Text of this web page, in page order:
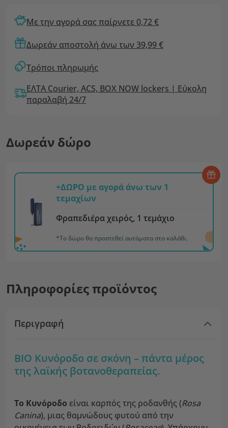
Με την αγορά σας παίρνετε 0,72 €
Δωρεάν αποστολή άνω των 39,99 €
Τρόποι πληρωμής
ΕΛΤΑ Courier, ACS, BOX NOW lockers | Εύκολη
παραλαβή 24/7
Δωρεάν δώρο
+ΔΩΡΟ με αγορά άνω των 1
τεμαχίων
Φραπεδιέρα χειρός, 1 τεμάχιο
*Το δώρο θα προστεθεί αυτόματα στο καλάθι.
Πληροφορίες προϊόντος
Περιγραφή
ΒΙΟ Κυνόροδο σε σκόνη – πάντα μέρος
της λαϊκής βοτανοθεραπείας.
Το Κυνόροδο είναι καρπός της ροδανθής (Rosa
Canina), μιας θαμνώδους φυτού από την